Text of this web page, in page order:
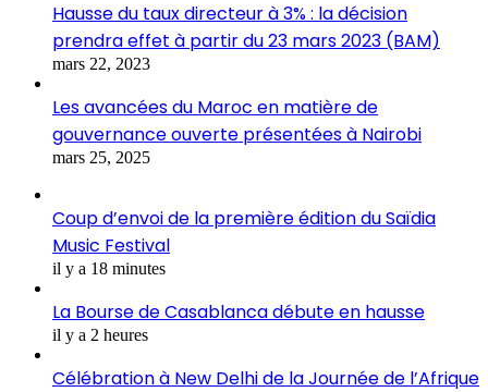
Hausse du taux directeur à 3% : la décision
prendra effet à partir du 23 mars 2023 (BAM)
mars 22, 2023
Les avancées du Maroc en matière de
gouvernance ouverte présentées à Nairobi
mars 25, 2025
Coup d’envoi de la première édition du Saïdia
Music Festival
il y a 18 minutes
La Bourse de Casablanca débute en hausse
il y a 2 heures
Célébration à New Delhi de la Journée de l’Afrique